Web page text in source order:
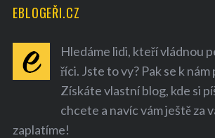
EBLOGEŘI.CZ
Hledáme lidi, kteří vládnou
říci. Jste to vy? Pak se k
Získáte vlastní blog, kde si
chcete a navíc vám ještě za
zaplatíme!